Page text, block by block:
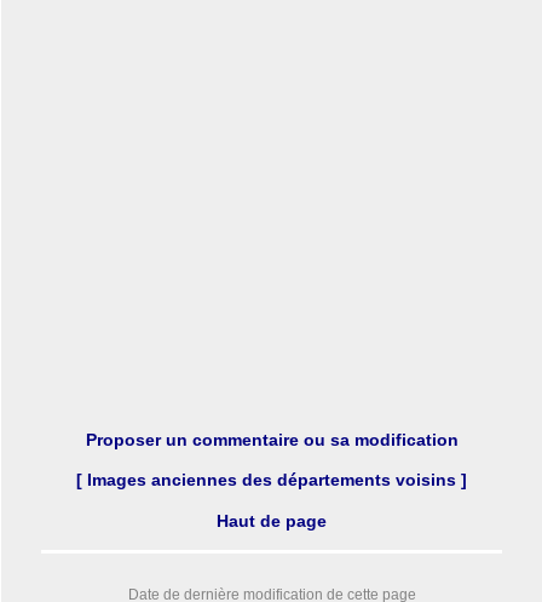
Proposer un commentaire ou sa modification
[ Images anciennes des départements voisins ]
Haut de page
Date de dernière modification de cette page